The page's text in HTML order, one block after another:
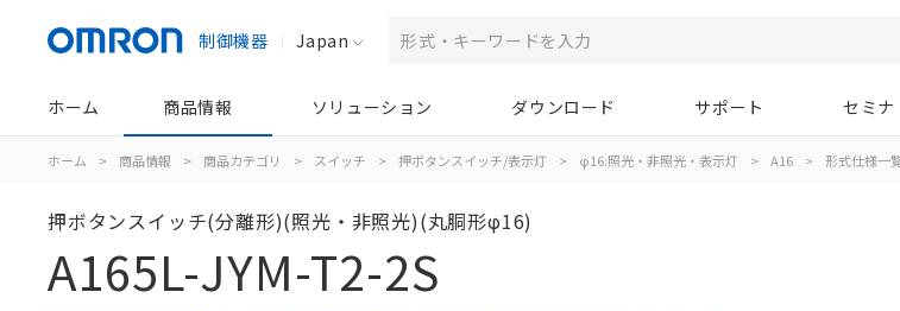
制御機器 Japan
ホーム 商品情報 ソリューション ダウンロード サポート セミナ
ホーム > 商品情報 > 商品カテゴリ > スイッチ > 押ボタンスイッチ/表示灯 > φ16:照光・非照光・表示灯 > A16 > 形式仕様一
押ボタンスイッチ(分離形)(照光・非照光)(丸胴形φ16)
A165L-JYM-T2-2S